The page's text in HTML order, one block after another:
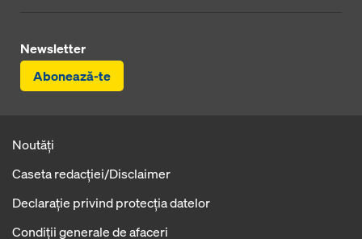
Newsletter
Abonează-te
Noutăți
Caseta redacţiei/Disclaimer
Declaraţie privind protecţia datelor
Condiţii generale de afaceri